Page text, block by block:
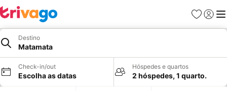
Favoritos
Iniciar
Destino
Matamata
Check-in/out
Escolha as datas
Hóspedes e quartos
2 hóspedes, 1 quarto.